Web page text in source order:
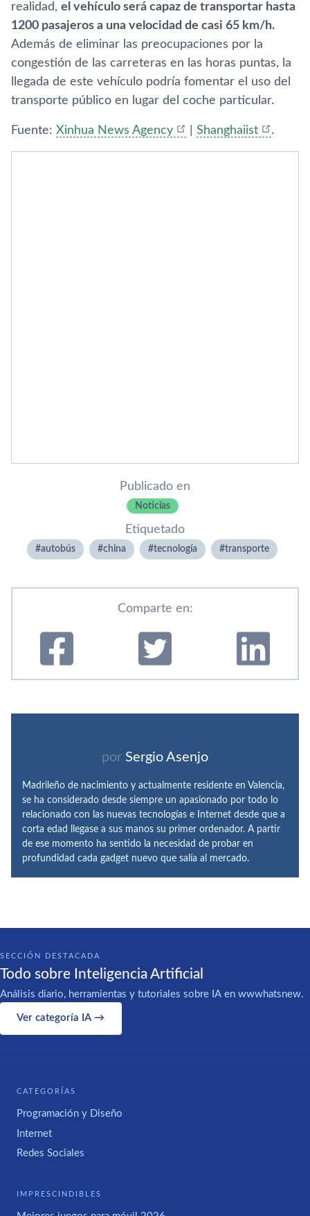
realidad, el vehí­culo será capaz de transportar hasta
1200 pasajeros a una velocidad de casi 65 km/h.
Además de eliminar las preocupaciones por la
congestión de las carreteras en las horas puntas, la
llegada de este vehí­culo podrí­a fomentar el uso del
transporte público en lugar del coche particular.
Fuente: Xinhua News Agency Shanghaiist .
Publicado en
Noticias
Etiquetado
autobús china tecnologí­a transporte
Comparte en:
por Sergio Asenjo
Madrileño de nacimiento y actualmente residente en Valencia,
se ha considerado desde siempre un apasionado por todo lo
relacionado con las nuevas tecnologías e Internet desde que a
corta edad llegase a sus manos su primer ordenador. A partir
de ese momento ha sentido la necesidad de probar en
profundidad cada gadget nuevo que salía al mercado.
SECCIÓN DESTACADA
Todo sobre Inteligencia Artificial
Análisis diario, herramientas y tutoriales sobre IA en wwwhatsnew.
Ver categoría IA →
CATEGORÍAS
Programación y Diseño
Internet
Redes Sociales
IMPRESCINDIBLES